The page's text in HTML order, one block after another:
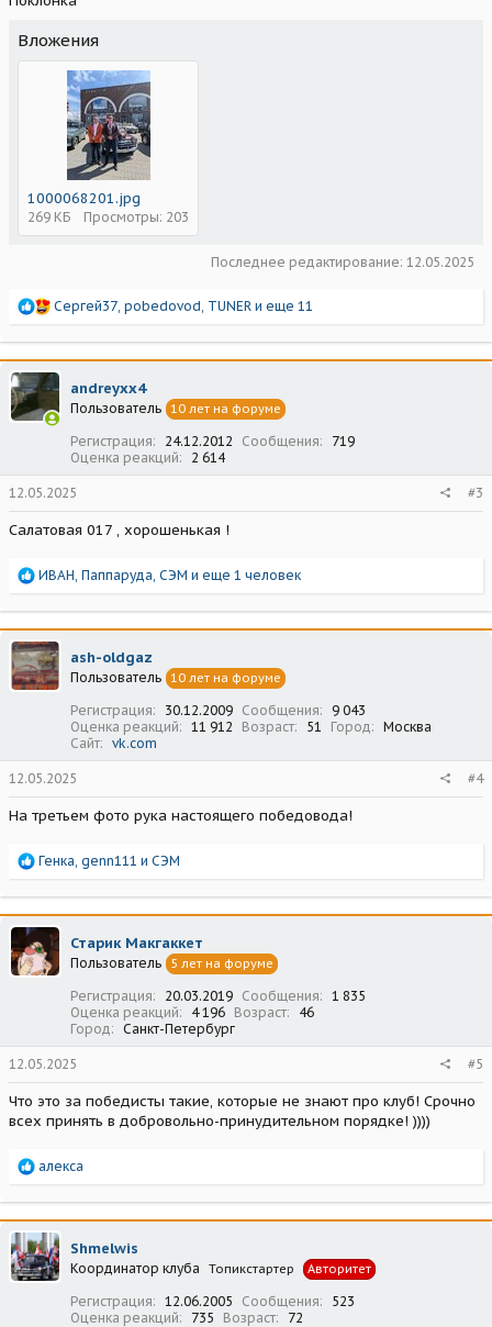
Вложения
1000068201.jpg
269 КБ Просмотры: 203
Последнее редактирование: 12.05.2025
Р
а
к
ц
и
и
:
Сергей37 pobedovod TUNER и еще 11
andreyxx4
Пользователь 10 лет на форуме
Регистрация 24.12.2012 Сообщения
719
Оценка реакций
2 614
12.05.2025 #3
Салатовая 017 , хорошенькая !
Р
а
к
ц
и
и
ИВАН Паппаруда СЭМ и еще 1 человек
ash-oldgaz
Пользователь 10 лет на форуме
Регистрация 30.12.2009 Сообщения
9 043
Оценка реакций
11 912 Возраст 51 Город
Москва
Сайт
vk.com
12.05.2025 #4
На третьем фото рука настоящего победовода!
Р
а
к
ц
и
и
Генка genn111 и СЭМ
Старик Макгаккет
Пользователь 5 лет на форуме
Регистрация 20.03.2019 Сообщения
1 835
Оценка реакций
4 196 Возраст
46
Город
Санкт-Петербург
12.05.2025 #5
Что это за победисты такие, которые не знают про клуб! Срочно
всех принять в добровольно-принудительном порядке! ))))
Р
а
к
ц
и
и
алекса
Shmelwis
Координатор клуба Топикстартер Авторитет
Регистрация 12.06.2005 Сообщения
523
Оценка реакций
735 Возраст 72